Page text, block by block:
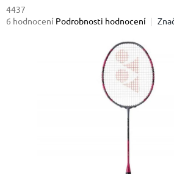
4437
Průměrné
6 hodnocení Podrobnosti hodnocení